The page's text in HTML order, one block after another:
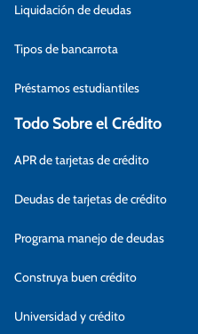
Liquidación de deudas
Tipos de bancarrota
Préstamos estudiantiles
Todo Sobre el Crédito
APR de tarjetas de crédito
Deudas de tarjetas de crédito
Programa manejo de deudas
Construya buen crédito
Universidad y crédito